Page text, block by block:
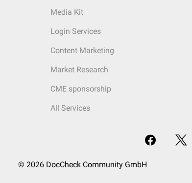
Media Kit
Login Services
Content Marketing
Market Research
CME sponsorship
All Services
© 2026 DocCheck Community GmbH